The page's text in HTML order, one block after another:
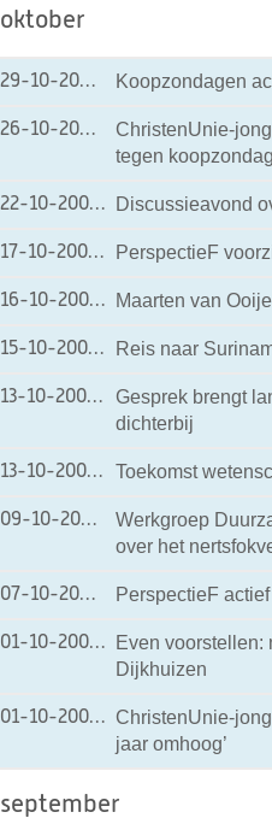
oktober
29-10-2009 29-10-2009 19:34
Koopzondagen
26-10-2009 26-10-2009 19:09
ChristenUnie-
tegen
22-10-200922-10-2009 12:08
Discussieavond
17-10-200917-10-2009 14:22
PerspectieF
16-10-200916-10-2009 21:41
Maarten van
15-10-200915-10-2009 18:30
Reis naar
13-10-200913-10-2009 14:56
Gesprek brengt
dichterbij
13-10-200913-10-2009 07:56
Toekomst
09-10-2009 09-10-2009 17:17
Werkgroep
over het
07-10-2009 07-10-2009 18:14
PerspectieF
01-10-200901-10-2009 17:40
Even voorstellen:
Dijkhuizen
01-10-200901-10-2009 17:02
ChristenUnie-
jaar omhoog’
september